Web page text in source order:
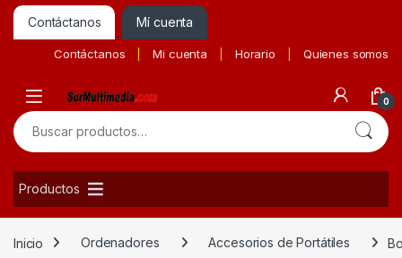
Contáctanos Mí cuenta
Contáctanos Mi cuenta Horario Quienes somos
0
Buscar por:
Productos
Inicio Ordenadores Accesorios de Portátiles